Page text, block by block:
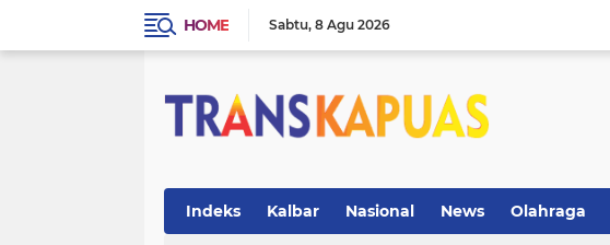
HOME Sabtu 8 Agu 2026
Indeks Kalbar Nasional News Olahraga